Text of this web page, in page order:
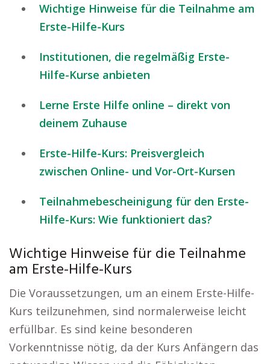
Wichtige Hinweise für die Teilnahme am
Erste-Hilfe-Kurs
Institutionen, die regelmäßig Erste-
Hilfe-Kurse anbieten
Lerne Erste Hilfe online – direkt von
deinem Zuhause
Erste-Hilfe-Kurs: Preisvergleich
zwischen Online- und Vor-Ort-Kursen
Teilnahmebescheinigung für den Erste-
Hilfe-Kurs: Wie funktioniert das?
Wichtige Hinweise für die Teilnahme
am Erste-Hilfe-Kurs
Die Voraussetzungen, um an einem Erste-Hilfe-
Kurs teilzunehmen, sind normalerweise leicht
erfüllbar. Es sind keine besonderen
Vorkenntnisse nötig, da der Kurs Anfängern das